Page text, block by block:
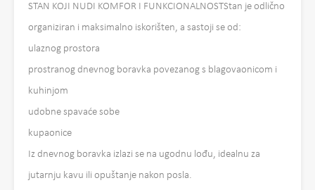
STAN KOJI NUDI KOMFOR I FUNKCIONALNOSTStan je odlično
organiziran i maksimalno iskorišten, a sastoji se od:
ulaznog prostora
prostranog dnevnog boravka povezanog s blagovaonicom i
kuhinjom
udobne spavaće sobe
kupaonice
Iz dnevnog boravka izlazi se na ugodnu lođu, idealnu za
jutarnju kavu ili opuštanje nakon posla.